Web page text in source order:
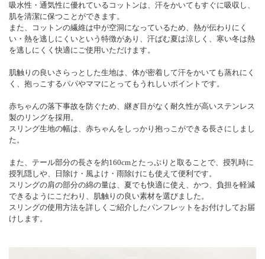
吸水性・通気性に優れているコットンは、汗をかいてもすぐに吸収し、
肌を清潔に保つことができます。
また、コットンの繊維は中が空洞になっているため、熱が伝わりにく
い・熱を逃しにくいという特徴があり、汗ばむ夏は涼しく、寒い冬は熱
を逃しにくく快適にご使用いただけます。
肌触りの良いさらっとした生地は、体が密着して汗をかいても蒸れにく
く、抱っこするパパやママにとってもうれしいポイントです。
赤ちゃんの落下事故を防ぐため、継ぎ目がなく耐久性が高いステンレス
製のリングを採用。
スリング生地の幅は、赤ちゃんをしっかり抱っこができる長さにしまし
た。
また、テール部分の長さを約160cmとたっぷりと取ることで、授乳時に
授乳隠しや、日除け・風よけ・雨除けにも使えて便利です。
スリングの肩の部分の綿の量は、夏でも快適に使え、かつ、負担を軽減
できるようにこだわり、肌触りの良い素材を選びました。
スリングの使用方法を詳しくご紹介したパンフレットをお付けしてお届
けします。